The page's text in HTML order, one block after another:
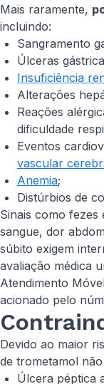
Mais raramente,
incluindo:
Sangramento
Úlceras
Insuficiência
Alterações
Reações
dificuldade
Eventos
vascular
Anemia;
Distúrbios de
Sinais como fezes
sangue, dor
súbito exigem
avaliação médica
Atendimento
acionado pelo
Devido ao maior
de trometamol
Úlcera péptica